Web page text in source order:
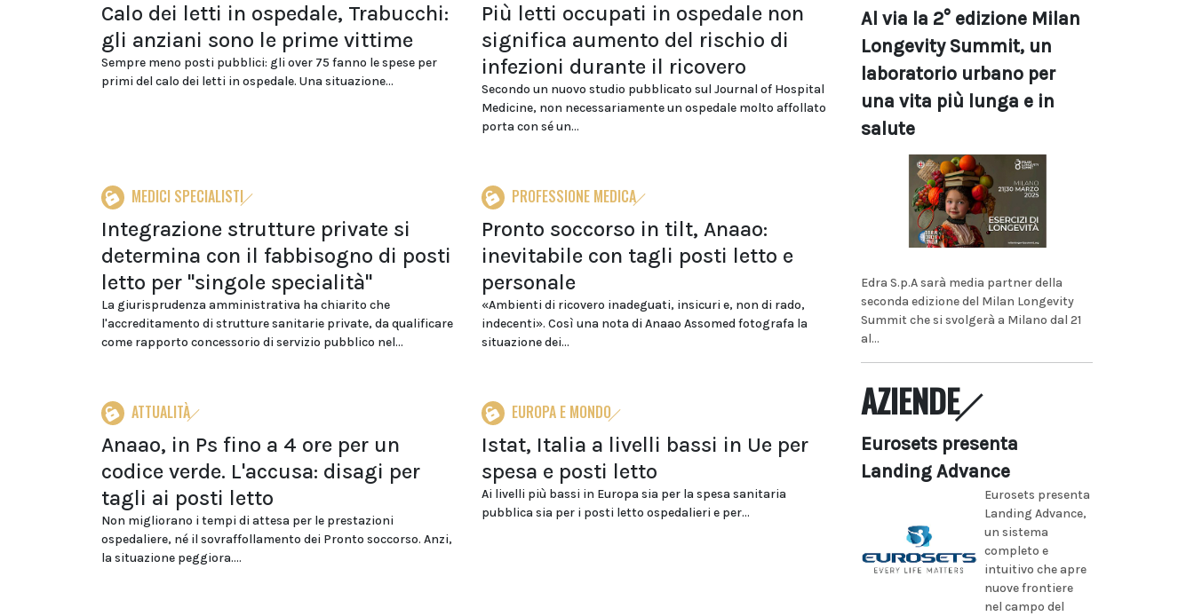
Calo dei letti in ospedale, Trabucchi:
gli anziani sono le prime vittime
Sempre meno posti pubblici: gli over 75 fanno le spese per
primi del calo dei letti in ospedale. Una situazione...
Più letti occupati in ospedale non
significa aumento del rischio di
infezioni durante il ricovero
Secondo un nuovo studio pubblicato sul Journal of Hospital
Medicine, non necessariamente un ospedale molto affollato
porta con sé un...
MEDICI SPECIALISTI
Integrazione strutture private si
determina con il fabbisogno di posti
letto per "singole specialità"
La giurisprudenza amministrativa ha chiarito che
l'accreditamento di strutture sanitarie private, da qualificare
come rapporto concessorio di servizio pubblico nel...
PROFESSIONE MEDICA
Pronto soccorso in tilt, Anaao:
inevitabile con tagli posti letto e
personale
«Ambienti di ricovero inadeguati, insicuri e, non di rado,
indecenti». Così una nota di Anaao Assomed fotografa la
situazione dei...
ATTUALITÀ
Anaao, in Ps fino a 4 ore per un
codice verde. L'accusa: disagi per
tagli ai posti letto
Non migliorano i tempi di attesa per le prestazioni
ospedaliere, né il sovraffollamento dei Pronto soccorso. Anzi,
la situazione peggiora....
EUROPA E MONDO
Istat, Italia a livelli bassi in Ue per
spesa e posti letto
Ai livelli più bassi in Europa sia per la spesa sanitaria
pubblica sia per i posti letto ospedalieri e per...
Al via la 2° edizione Milan
Longevity Summit, un
laboratorio urbano per
una vita più lunga e in
salute
Edra S.p.A sarà media partner della
seconda edizione del Milan Longevity
Summit che si svolgerà a Milano dal 21
al...
AZIENDE
Eurosets presenta
Landing Advance
Eurosets presenta
Landing Advance,
un sistema
completo e
intuitivo che apre
nuove frontiere
nel campo del